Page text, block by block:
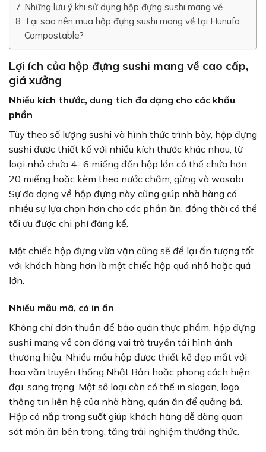
Những lưu ý khi sử dụng hộp đựng sushi mang về
Tại sao nên mua hộp đựng sushi mang về tại Hunufa
Compostable?
Lợi ích của hộp đựng sushi mang về cao cấp,
giá xưởng
Nhiều kích thước, dung tích đa dạng cho các khẩu
phần
Tùy theo số lượng sushi và hình thức trình bày, hộp đựng
sushi được thiết kế với nhiều kích thước khác nhau, từ
loại nhỏ chứa 4- 6 miếng đến hộp lớn có thể chứa hơn
20 miếng hoặc kèm theo nước chấm, gừng và wasabi.
Sự đa dạng về hộp đựng này cũng giúp nhà hàng có
nhiều sự lựa chọn hơn cho các phần ăn, đồng thời có thể
tối ưu được chi phí đáng kể.
Một chiếc hộp đựng vừa vặn cũng sẽ để lại ấn tượng tốt
với khách hàng hơn là một chiếc hộp quá nhỏ hoặc quá
lớn.
Nhiều mẫu mã, có in ấn
Không chỉ đơn thuần để bảo quản thực phẩm, hộp đựng
sushi mang về còn đóng vai trò truyền tải hình ảnh
thương hiệu. Nhiều mẫu hộp được thiết kế đẹp mắt với
hoa văn truyền thống Nhật Bản hoặc phong cách hiện
đại, sang trọng. Một số loại còn có thể in slogan, logo,
thông tin liên hệ của nhà hàng, quán ăn để quảng bá.
Hộp có nắp trong suốt giúp khách hàng dễ dàng quan
sát món ăn bên trong, tăng trải nghiệm thưởng thức.